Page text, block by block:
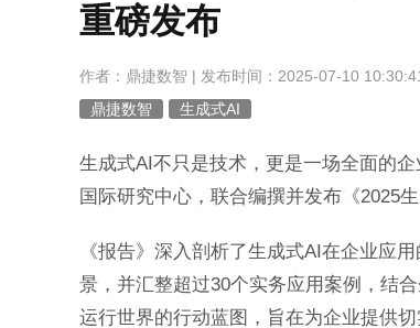
重磅发布
作者：鼎捷数智 | 发布时间：2025-07-10
鼎捷数智
生成式AI
生成式AI不只是技术，更是一场全面的
国际研究中心，联合编撰并发布《2025
《报告》深入剖析了生成式AI在企业应
景，并汇整超过30个实务应用案例，结
运行世界的行动蓝图，旨在为企业提供